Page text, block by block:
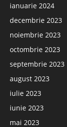
ianuarie 2024
decembrie 2023
noiembrie 2023
octombrie 2023
septembrie 2023
august 2023
iulie 2023
iunie 2023
mai 2023